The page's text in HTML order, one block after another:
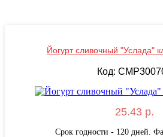
Йогурт сливочный "Услада"
Код:
25.43 р.
Срок годности - 120 дней.